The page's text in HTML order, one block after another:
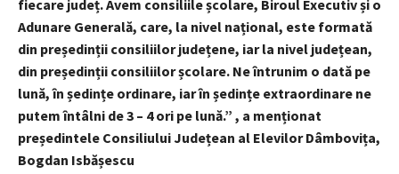
fiecare județ. Avem consiliile școlare, Biroul Executiv și o
Adunare Generală, care, la nivel național, este formată
din președinții consiliilor județene, iar la nivel județean,
din președinții consiliilor școlare. Ne întrunim o dată pe
lună, în ședințe ordinare, iar în ședințe extraordinare ne
putem întâlni de 3 – 4 ori pe lună.” , a menționat
președintele Consiliului Județean al Elevilor Dâmbovița,
Bogdan Isbășescu